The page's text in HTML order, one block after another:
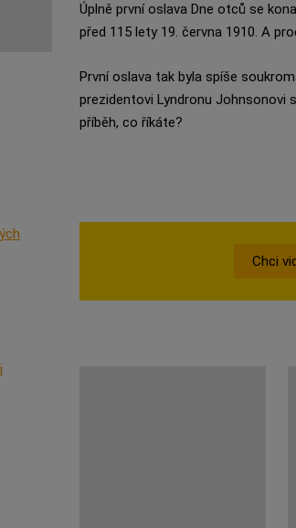
Úplně první oslava Dne otců se
před 115 lety 19. června 1910. A
První oslava tak byla spíše
prezidentovi Lyndronu Johnsonovi
příběh, co říkáte?
Chci